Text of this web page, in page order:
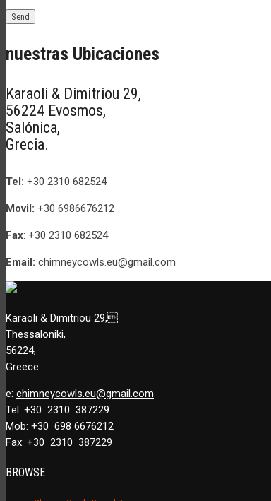
nuestras Ubicaciones
Karaoli & Dimitriou 29,
56224 Evosmos,
Salónica,
Grecia.
Tel: +30 2310 682524
Movil: +30 6986676212
Fax: +30 2310 682524
Email: chimneycowls.eu@gmail.com
Karaoli & Dimitriou 29,
Thessaloniki,
56224,
Greece.
e: chimneycowls.eu@gmail.com
Tel: +30 2310 387229
Mob: +30 698 6676212
Fax: +30 2310 387229
BROWSE